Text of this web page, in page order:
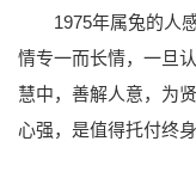
1975年属兔的人
情专一而长情，一旦
慧中，善解人意，为
心强，是值得托付终身